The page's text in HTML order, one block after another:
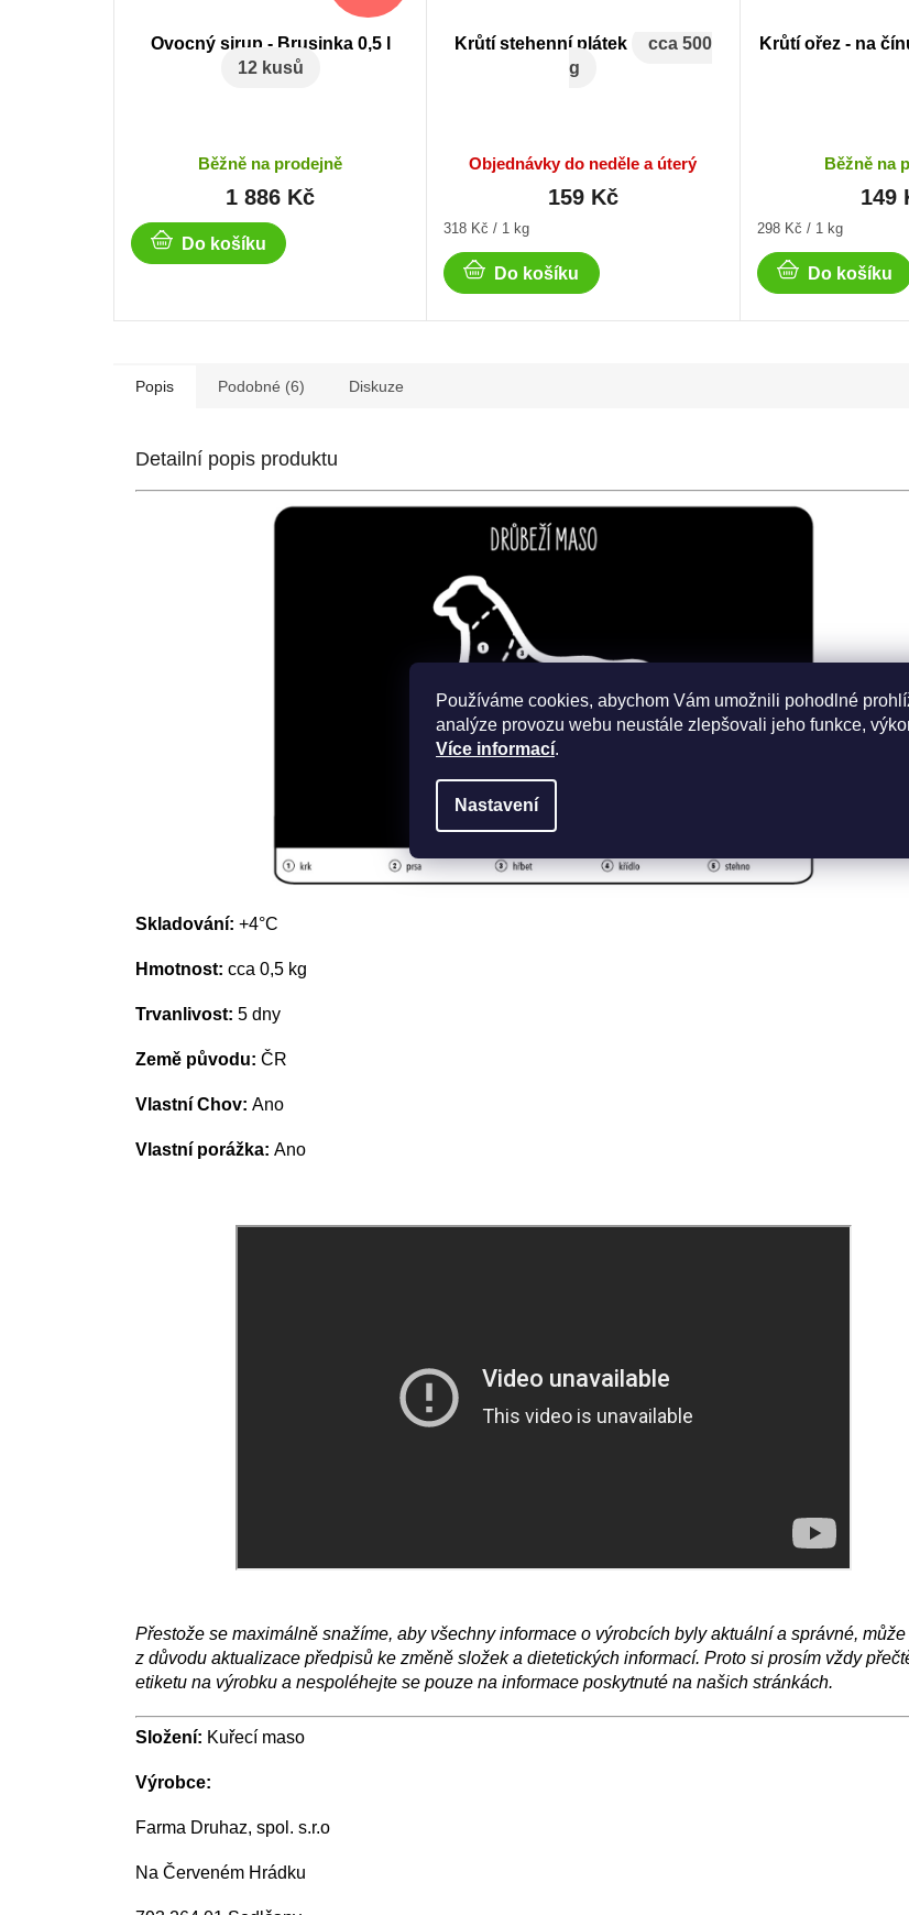
Používáme cookies, abychom Vám umožnili pohodlné
analýze provozu webu neustále zlepšovali jeho funkce,
Více informací.
Nastavení
Ovocný sirup - Brusinka 0,5 l
12 kusů
Běžně na prodejně
1 886 Kč
Do košíku
Krůtí stehenní plátek
cca 500
g
Objednávky do neděle a úterý
159 Kč
Měrná
318 Kč / 1 kg
Do košíku
Krůtí ořez - na
Běžně na
149
Měrná
298 Kč / 1 kg
Do košíku
Popis Podobné (6) Diskuze
Detailní popis produktu
Skladování: +4°C
Hmotnost: cca 0,5 kg
Trvanlivost: 5 dny
Země původu: ČR
Vlastní Chov: Ano
Vlastní porážka: Ano
Přestože se maximálně snažíme, aby všechny informace o výrobcích byly aktuální a správné,
z důvodu aktualizace předpisů ke změně složek a dietetických informací. Proto si prosím vždy
etiketu na výrobku a nespoléhejte se pouze na informace poskytnuté na našich stránkách.
Složení: Kuřecí maso
Výrobce:
Farma Druhaz, spol. s.r.o
Na Červeném Hrádku